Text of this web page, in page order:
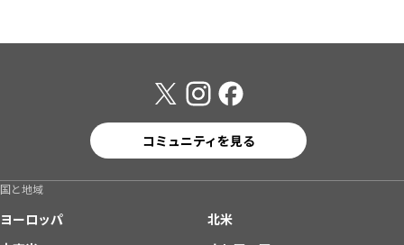
コミュニティを見る
国と地域
ヨーロッパ
北米